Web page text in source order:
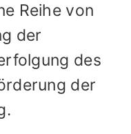
Reihe von
der
des
der